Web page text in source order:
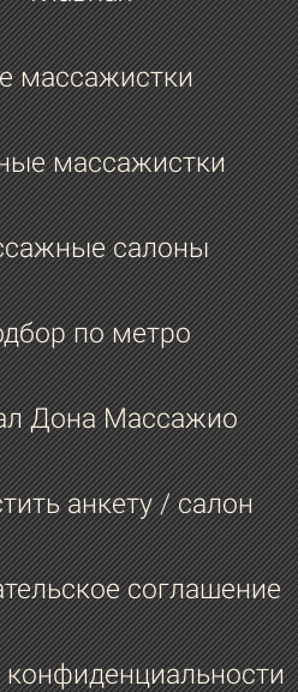
массажистки
массажистки
салоны
по метро
Дона Массажио
анкету / салон
соглашение